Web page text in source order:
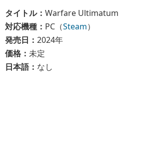
タイトル： Warfare Ultimatum
対応機種： PC（Steam）
発売日： 2024年
価格： 未定
日本語： なし